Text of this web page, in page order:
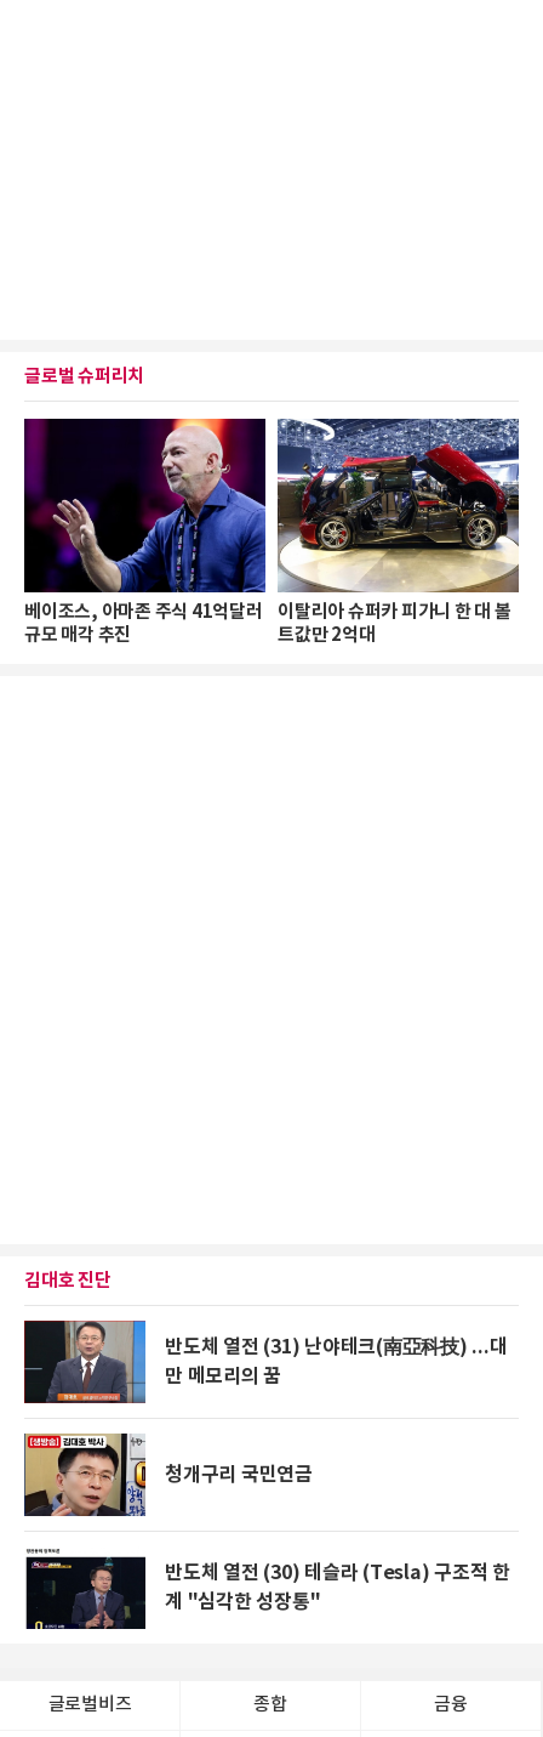
글로벌 슈퍼리치
베이조스, 아마존 주식 41억달러
규모 매각 추진
이탈리아 슈퍼카 피가니 한 대 볼
트값만 2억대
김대호 진단
반도체 열전 (31) 난야테크(南亞科技) ...대
만 메모리의 꿈
청개구리 국민연금
반도체 열전 (30) 테슬라 (Tesla) 구조적 한
계 "심각한 성장통"
글로벌비즈 종합 금융